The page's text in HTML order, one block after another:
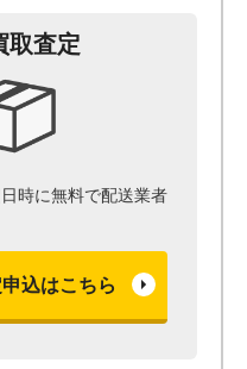
取査定
時に無料で配送業者
込はこちら